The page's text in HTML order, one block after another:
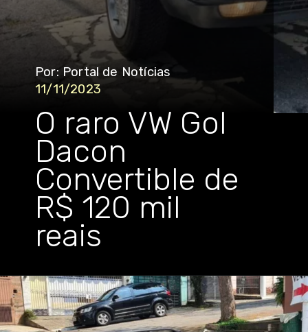
Por: Portal de Notícias
11/11/2023
O raro VW Gol
Dacon
Convertible de
R$ 120 mil
reais